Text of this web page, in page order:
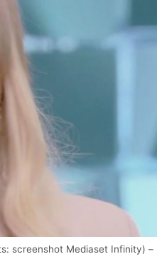
screenshot Mediaset Infinity) –